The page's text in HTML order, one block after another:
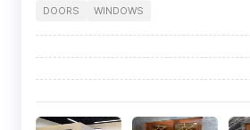
DOORS WINDOWS